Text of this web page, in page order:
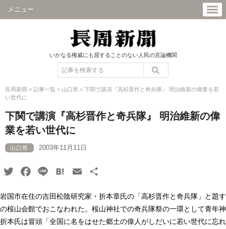
メニュー
いかなる権威にも屈することのない人民の言論機関
長周新聞 > 記事一覧 > 山口県 > 下関で講演『高杉晋作と奇兵隊』 明治維新の偉業を若
い世代に
下関で講演『高杉晋作と奇兵隊』 明治維新の偉
業を若い世代に
山口県 2003年11月11日
TwitterFacebook
Line HatenaEmail
岩国市在住の吉田松陰研究家・折本章氏の「高杉晋作と奇兵隊」と題
の桜山会館でおこなわれた。桜山神社での奇兵隊祭の一環として青年
折本氏は冒頭「全国に名をはせた郷土の偉人がしだいに若い世代に忘